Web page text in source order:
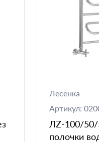
Лесенка
Артикул:
ЛZ-100/50/
полочки